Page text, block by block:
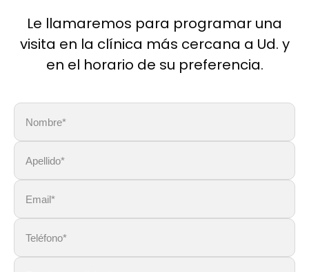
Le llamaremos para programar una
visita en la clínica más cercana a Ud. y
en el horario de su preferencia.